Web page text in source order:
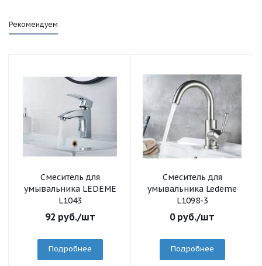
Рекомендуем
Смеситель для
умывальника LEDEME
L1043
92 руб./шт
Подробнее
Смеситель для
умывальника Ledeme
L1098-3
0руб./шт
Подробнее